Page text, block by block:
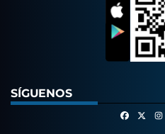
SÍGUENOS
Facebook